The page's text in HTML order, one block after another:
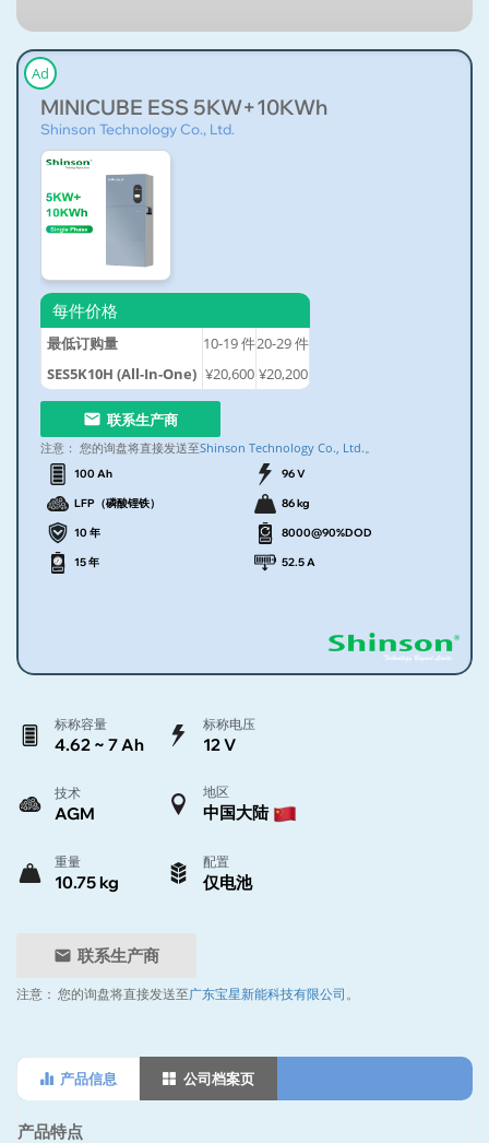
Ad
MINICUBE ESS 5KW+10KWh
Shinson Technology Co., Ltd.
每件价格
最低订购量 10-19件20-29件
SES5K10H (All-In-One) ¥20,600 ¥20,200
联系生产商
注意： 您的询盘将直接发送至Shinson Technology Co., Ltd.。
100 Ah 96 V
LFP（磷酸锂铁） 86 kg
10 年 8000@90%DOD
15 年 52.5 A
标称容量
4.62 ~ 7 Ah
标称电压
12 V
技术
AGM
地区
中国大陆
重量
10.75 kg
配置
仅电池
联系生产商
注意： 您的询盘将直接发送至广东宝星新能科技有限公司 。
产品信息 公司档案页
产品特点